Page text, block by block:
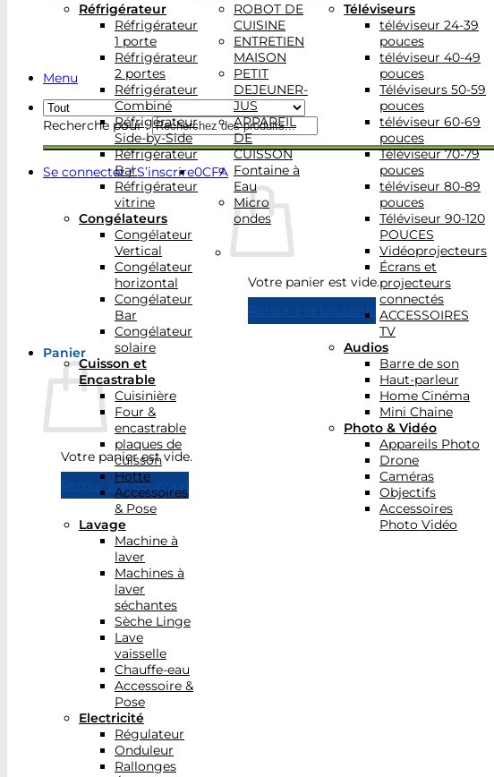
Menu
Recherche pour :
Se connecter / S’inscrire0CFA
Votre panier est vide.
Retour à la boutique
Panier
Votre panier est vide.
Retour à la boutique
Réfrigérateur
Réfrigérateur
1 porte
Réfrigérateur
2 portes
Réfrigérateur
Combiné
Réfrigérateur
Side-by-Side
Réfrigérateur
Bar
Réfrigérateur
vitrine
Congélateurs
Congélateur
Vertical
Congélateur
horizontal
Congélateur
Bar
Congélateur
solaire
Cuisson et
Encastrable
Cuisinière
Four &
encastrable
plaques de
cuisson
Hotte
Accessoires
& Pose
Lavage
Machine à
laver
Machines à
laver
séchantes
Sèche Linge
Lave
vaisselle
Chauffe-eau
Accessoire &
Pose
Electricité
Régulateur
Onduleur
Rallonges
ROBOT DE
CUISINE
ENTRETIEN
MAISON
PETIT
DEJEUNER-
JUS
APPAREIL
DE
CUISSON
Fontaine à
Eau
Micro
ondes
Téléviseurs
téléviseur 24-39
pouces
téléviseur 40-49
pouces
Téléviseurs 50-59
pouces
téléviseur 60-69
pouces
Téléviseur 70-79
pouces
téléviseur 80-89
pouces
Téléviseur 90-120
POUCES
Vidéoprojecteurs
Écrans et
projecteurs
connectés
ACCESSOIRES
TV
Audios
Barre de son
Haut-parleur
Home Cinéma
Mini Chaine
Photo & Vidéo
Appareils Photo
Drone
Caméras
Objectifs
Accessoires
Photo Vidéo